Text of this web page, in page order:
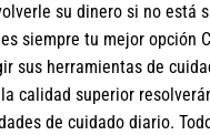
su dinero si no está
siempre tu mejor opción
sus herramientas de
calidad superior
de cuidado diario.